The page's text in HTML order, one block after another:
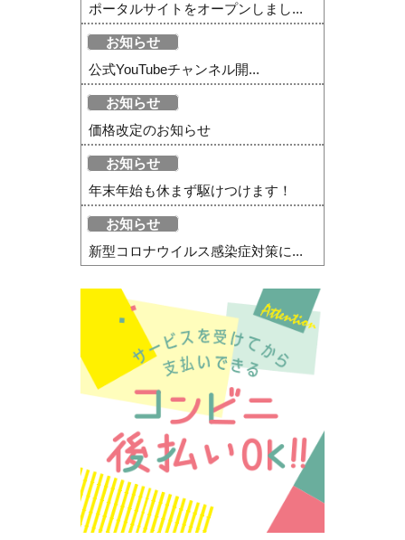
ポータルサイトをオープンしまし...
お知らせ
公式YouTubeチャンネル開...
お知らせ
価格改定のお知らせ
お知らせ
年末年始も休まず駆けつけます！
お知らせ
新型コロナウイルス感染症対策に...